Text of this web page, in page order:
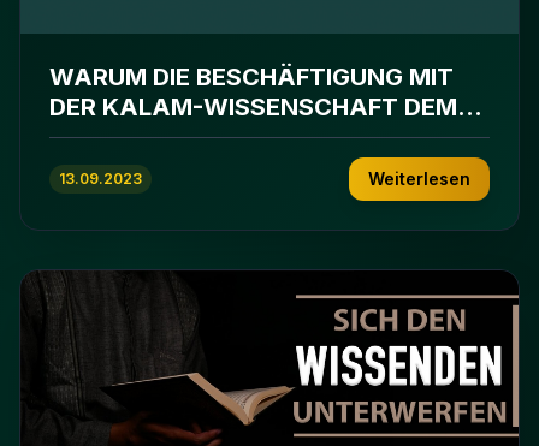
WARUM DIE BESCHÄFTIGUNG MIT
DER KALAM-WISSENSCHAFT DEM
EINFACHEN BÜRGER UNTERSAGT
WERDEN MUSS!
13.09.2023 Weiterlesen